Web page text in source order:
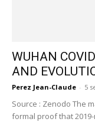
WUHAN
AND
Perez Jean-Claude - 5
Source : Zenodo The
formal proof that 2019-